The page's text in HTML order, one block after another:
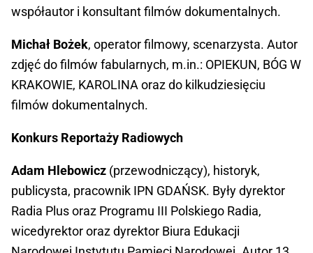
współautor i konsultant filmów dokumentalnych.
Michał Bożek, operator filmowy, scenarzysta. Autor
zdjęć do filmów fabularnych, m.in.: OPIEKUN, BÓG W
KRAKOWIE, KAROLINA oraz do kilkudziesięciu
filmów dokumentalnych.
Konkurs Reportaży Radiowych
Adam Hlebowicz (przewodniczący), historyk,
publicysta, pracownik IPN GDAŃSK. Były dyrektor
Radia Plus oraz Programu III Polskiego Radia,
wicedyrektor oraz dyrektor Biura Edukacji